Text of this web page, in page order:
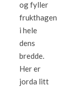
og fyller
frukthagen
i hele
dens
bredde.
Her er
jorda litt